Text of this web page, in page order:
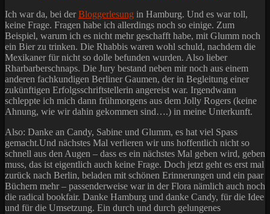
Ich war da, bei derBloggerlesung in Hamburg. Und es war toll,
keine Frage. Fragen habe ich allerdings noch so einige. Zum
Beispiel, warum ich es nicht mehr geschafft habe, mit Glumm noch
ein Bier zu trinken. Die Rhabbis waren wohl schuld, nachdem die
Mexikaner für nicht so dolle befunden wurden. Also lieber
Rharbarberschnaps. Die Jury bestand neben mir noch aus einem
anderen fachkundigen Berliner Gaumen, der in Begleitung einer
zukünftigen Erfolgsschriftstellerin angereist war. Irgendwann
schleppte ich mich dann frühmorgens aus dem Jolly Rogers (keine
Ahnung, wie wir dahin gekommen sind….) in meine Unterkunft.
Also: Danke an Candy, Sabine und Glumm, es hat viel Spass
gemacht.Und nächstes Mal verlieren wir uns hoffentlich nicht so
schnell aus den Augen – dass es ein nächstes Mal geben wird, geben
muss, das ist eigentlich auch keine Frage. Doch jetzt geht es erst mal
zurück nach Berlin, beladen mit schönen Erinnerungen und ein paar
Büchern mehr – passenderweise war in der Flora nämlich auch noch
die radical bookfair. Danke Hamburg und danke Candy, für die Idee
und für die Umsetzung. Ein durch und durch gelungenes